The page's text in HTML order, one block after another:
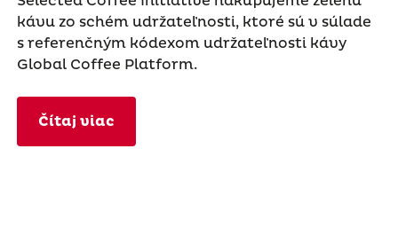
kávu zo schém udržateľnosti, ktoré sú v súlade
s referenčným kódexom udržateľnosti kávy
Global Coffee Platform.
Čítaj viac